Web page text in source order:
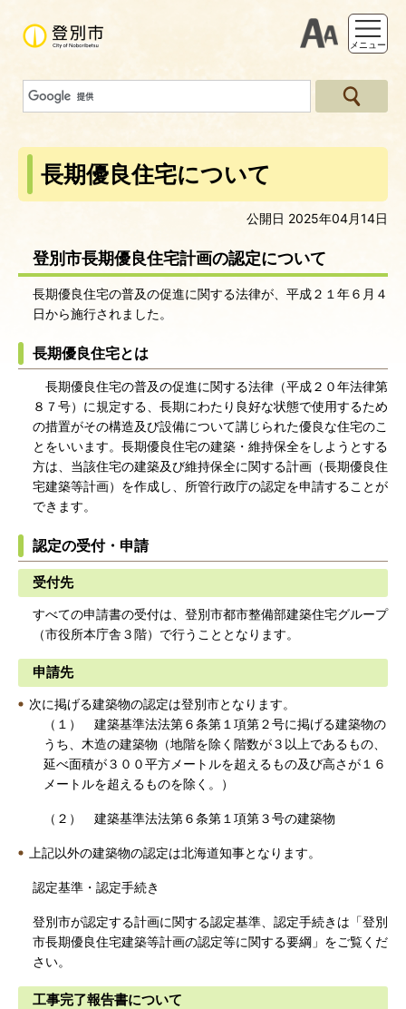
支援ツー
メニュー
長期優良住宅について
公開日 2025年04月14日
登別市長期優良住宅計画の認定について
長期優良住宅の普及の促進に関する法律が、平成２１年６月４
日から施行されました。
長期優良住宅とは
長期優良住宅の普及の促進に関する法律（平成２０年法律第
８７号）に規定する、長期にわたり良好な状態で使用するため
の措置がその構造及び設備について講じられた優良な住宅のこ
とをいいます。長期優良住宅の建築・維持保全をしようとする
方は、当該住宅の建築及び維持保全に関する計画（長期優良住
宅建築等計画）を作成し、所管行政庁の認定を申請することが
できます。
認定の受付・申請
受付先
すべての申請書の受付は、登別市都市整備部建築住宅グループ
（市役所本庁舎３階）で行うこととなります。
申請先
次に掲げる建築物の認定は登別市となります。
（１） 建築基準法法第６条第１項第２号に掲げる建築物の
うち、木造の建築物（地階を除く階数が３以上であるもの、
延べ面積が３００平方メートルを超えるもの及び高さが１６
メートルを超えるものを除く。）
（２） 建築基準法法第６条第１項第３号の建築物
上記以外の建築物の認定は北海道知事となります。
認定基準・認定手続き
登別市が認定する計画に関する認定基準、認定手続きは「登別
市長期優良住宅建築等計画の認定等に関する要綱」をご覧くだ
さい。
工事完了報告書について